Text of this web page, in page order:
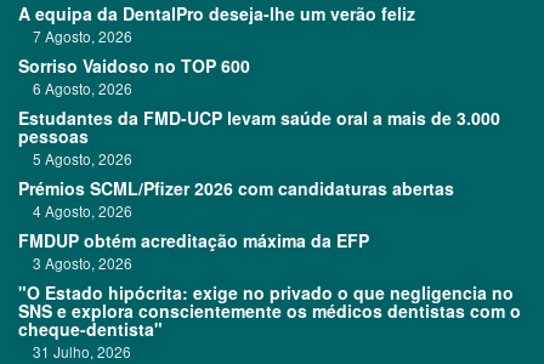
A equipa da DentalPro deseja-lhe um verão feliz
7 Agosto, 2026
Sorriso Vaidoso no TOP 600
6 Agosto, 2026
Estudantes da FMD-UCP levam saúde oral a mais de 3.000
pessoas
5 Agosto, 2026
Prémios SCML/Pfizer 2026 com candidaturas abertas
4 Agosto, 2026
FMDUP obtém acreditação máxima da EFP
3 Agosto, 2026
"O Estado hipócrita: exige no privado o que negligencia no
SNS e explora conscientemente os médicos dentistas com o
cheque-dentista"
31 Julho, 2026